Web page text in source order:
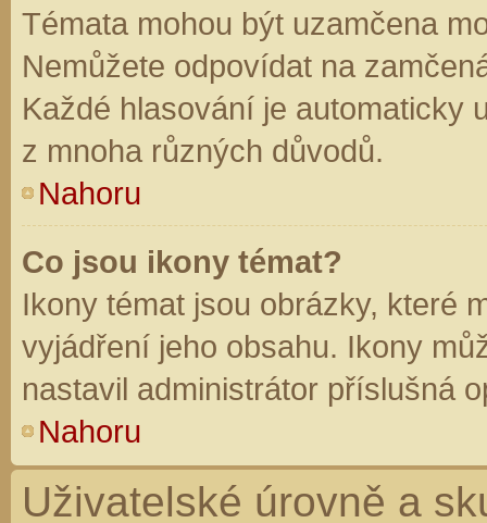
Témata mohou být uzamčena
Nemůžete odpovídat na
Každé hlasování je automaticky
z mnoha různých důvodů.
Nahoru
Co jsou ikony témat?
Ikony témat jsou obrázky, které
vyjádření jeho obsahu. Ikony
nastavil administrátor příslušná
Nahoru
Uživatelské úrovně a